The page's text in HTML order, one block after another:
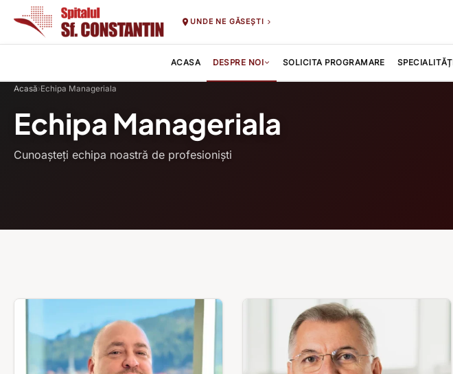
UNDE NE GĂSEȘTI
ACASA DESPRE NOI SOLICITA PROGRAMARE SPECIALITĂȚI
Acasă›Echipa Manageriala
Echipa Manageriala
Cunoașteți echipa noastră de profesioniști